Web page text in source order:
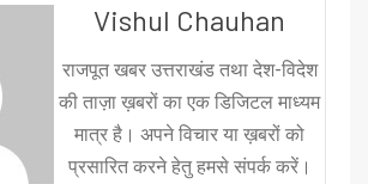
Vishul Chauhan
राजपूत खबर उत्तराखंड तथा देश-विदेश
की ताज़ा ख़बरों का एक डिजिटल माध्यम
मात्र है। अपने विचार या ख़बरों को
प्रसारित करने हेतु हमसे संपर्क करें।